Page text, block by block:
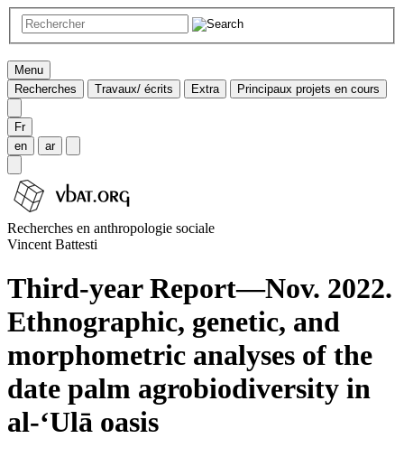
Menu
Recherches
Travaux/ écrits Extra Principaux projets en cours
Fr
en
ar
Recherches en anthropologie sociale
Vincent Battesti
Third-year Report—Nov. 2022.
Ethnographic, genetic, and
morphometric analyses of the
date palm agrobiodiversity in
al-‘Ulā oasis